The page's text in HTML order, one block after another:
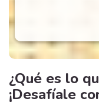
¿Qué es lo
¡Desafíale